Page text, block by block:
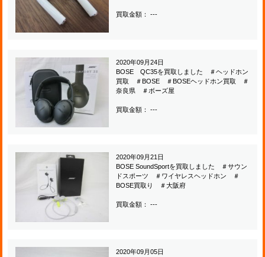
買取金額： ---
2020年09月24日
BOSE QC35を買取しました ＃ヘッドホン
買取 ＃BOSE ＃BOSEヘッドホン買取 ＃
奈良県 ＃ボーズ屋
買取金額： ---
2020年09月21日
BOSE SoundSportを買取しました ＃サウン
ドスポーツ ＃ワイヤレスヘッドホン ＃
BOSE買取り ＃大阪府
買取金額： ---
2020年09月05日